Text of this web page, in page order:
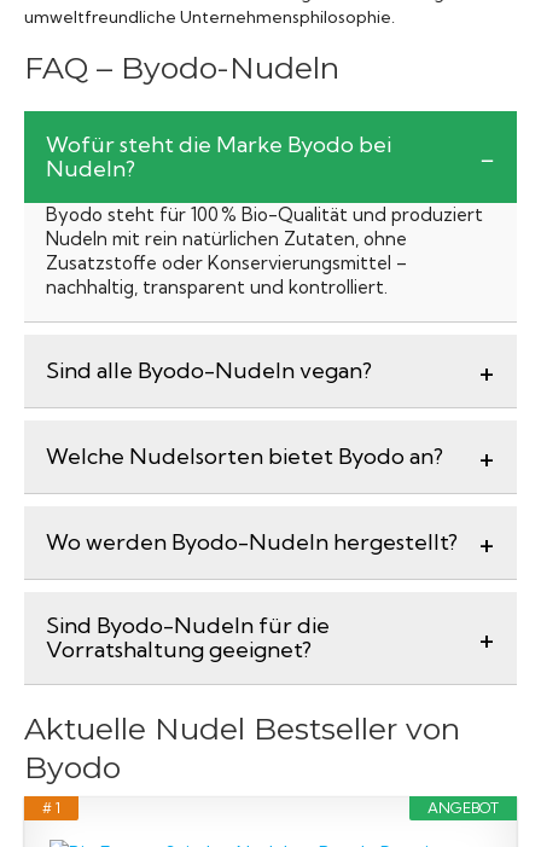
umweltfreundliche Unternehmensphilosophie.
FAQ – Byodo-Nudeln
Wofür steht die Marke Byodo bei
Nudeln?
Byodo steht für 100 % Bio-Qualität und produziert
Nudeln mit rein natürlichen Zutaten, ohne
Zusatzstoffe oder Konservierungsmittel –
nachhaltig, transparent und kontrolliert.
Sind alle Byodo-Nudeln vegan?
Welche Nudelsorten bietet Byodo an?
Wo werden Byodo-Nudeln hergestellt?
Sind Byodo-Nudeln für die
Vorratshaltung geeignet?
Aktuelle Nudel Bestseller von
Byodo
ANGEBOT
# 1